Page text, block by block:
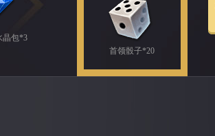
晶包*3
首领骰子*20